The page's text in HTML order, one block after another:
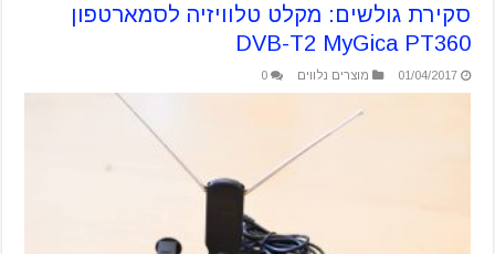
סקירת גולשים: מקלט טלוויזיה לסמארטפון
DVB-T2 MyGica PT360
01/04/2017 מוצרים נלווים 0